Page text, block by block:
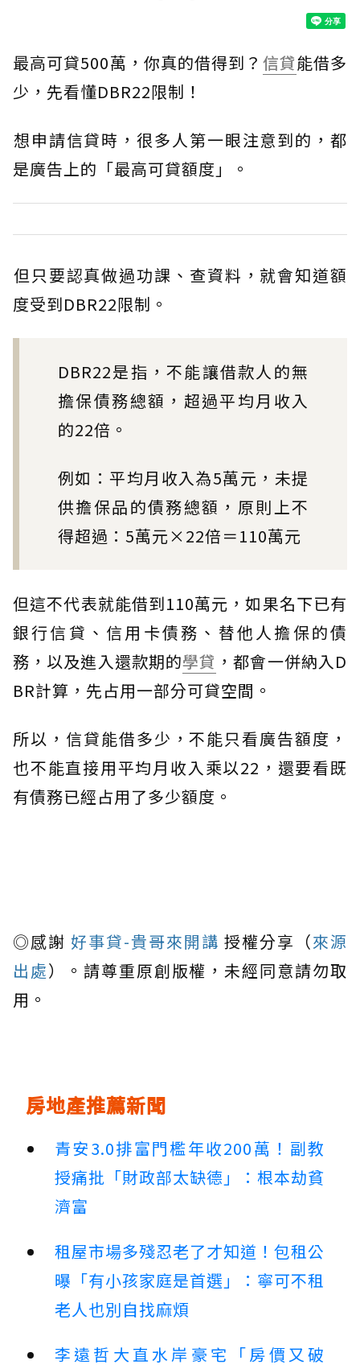
最高可貸500萬，你真的借得到？ 信貸能借多
少，先看懂DBR22限制！
​想申請信貸時，很多人第一眼注意到的，都
是廣告上的「最高可貸額度」。
​但只要認真做過功課、查資料，就會知道額
度受到DBR22限制。
​DBR22是指，不能讓借款人的無
擔保債務總額，超過平均月收入
的22倍。​
例如：平均月收入為5萬元，未提
供擔保品的債務總額，原則上不
得超過：5萬元×22倍＝110萬元
​但這不代表就能借到110萬元，如果名下已有
銀行信貸、信用卡債務、替他人擔保的債
務，以及進入還款期的學貸 ，都會一併納入D
BR計算，先占用一部分可貸空間。
所以，信貸能借多少，不能只看廣告額度，
也不能直接用平均月收入乘以22，還要看既
有債務已經占用了多少額度。
◎感謝 好事貸-貴哥來開講 授權分享（來源
出處）。請尊重原創版權，未經同意請勿取
用。
房地產推薦新聞
青安3.0排富門檻年收200萬！副教
授痛批「財政部太缺德」：根本劫貧
濟富
租屋市場多殘忍老了才知道！包租公
曝「有小孩家庭是首選」：寧可不租
老人也別自找麻煩
李遠哲大直水岸豪宅「房價又破